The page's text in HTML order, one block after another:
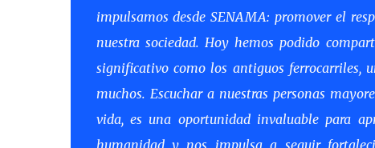
impulsamos desde SENAMA: promover el
nuestra sociedad. Hoy hemos podido
significativo como los antiguos ferrocarriles,
muchos. Escuchar a nuestras personas
vida, es una oportunidad invaluable para
humanidad y nos impulsa a seguir